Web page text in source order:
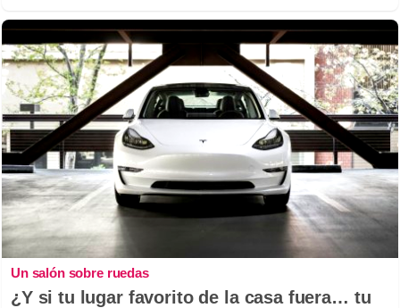
Un salón sobre ruedas
¿Y si tu lugar favorito de la casa fuera… tu